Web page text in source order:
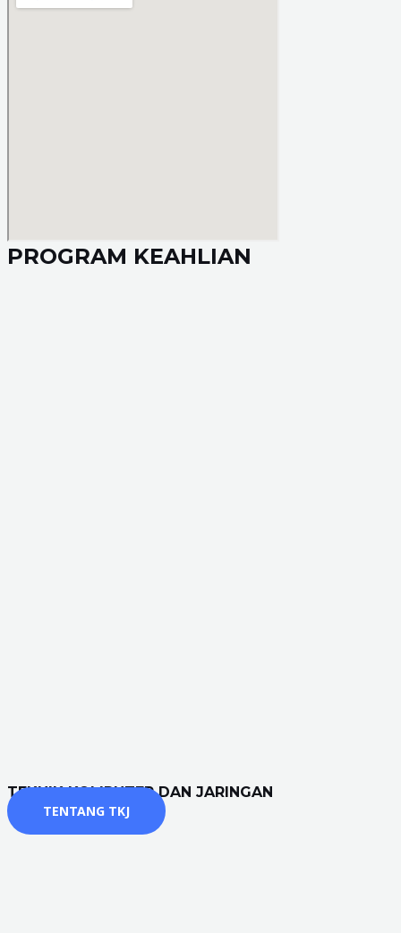
PROGRAM KEAHLIAN
TEKNIK KOMPUTER DAN JARINGAN
TENTANG TKJ